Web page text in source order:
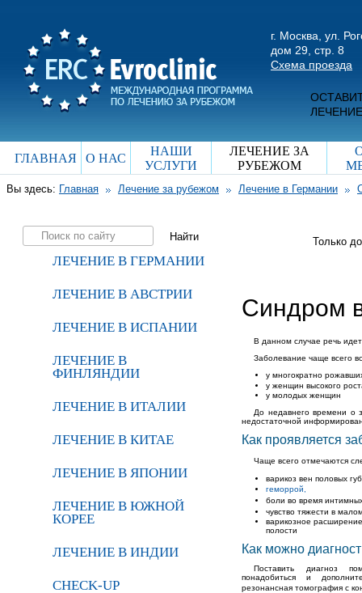
г. Москва, ул.
дом 29, стр. 8
Схема проезда
ГЛАВНАЯ О НАС
НАШИ
УСЛУГИ
ЛЕЧЕНИЕ ЗА
РУБЕЖОМ
Вы здесь: Главная Лечение за рубежом Лечение в Германии
ЛЕЧЕНИЕ В ГЕРМАНИИ
ЛЕЧЕНИЕ В АВСТРИИ
ЛЕЧЕНИЕ В ИСПАНИИ
ЛЕЧЕНИЕ В
ФИНЛЯНДИИ
ЛЕЧЕНИЕ В ИТАЛИИ
ЛЕЧЕНИЕ В КИТАЕ
ЛЕЧЕНИЕ В ЯПОНИИ
ЛЕЧЕНИЕ В ЮЖНОЙ
КОРЕЕ
ЛЕЧЕНИЕ В ИНДИИ
CHECK-UP
Только
Синдром
В данном случае речь
Заболевание чаще всего
у многократно
у женщин высокого
у молодых женщин
До недавнего времени о
недостаточной
Как проявляется
Чаще всего отмечаются
варикоз вен половых
геморрой,
боли во время
чувство тяжести в
варикозное
полости
Как можно
Поставить диагноз
понадобиться и
резонансная томография с